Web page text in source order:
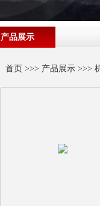
产品展示
首页 >>> 产品展示>>>